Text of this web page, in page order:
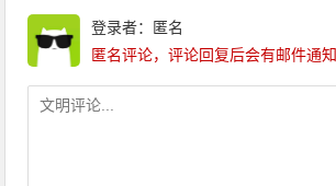
登录者：匿名
匿名评论，评论回复后会有邮件通知